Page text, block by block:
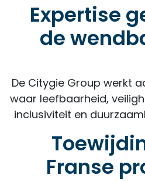
Expertise
de
De Citygie Group werkt
waar leefbaarheid,
inclusiviteit en
Franse